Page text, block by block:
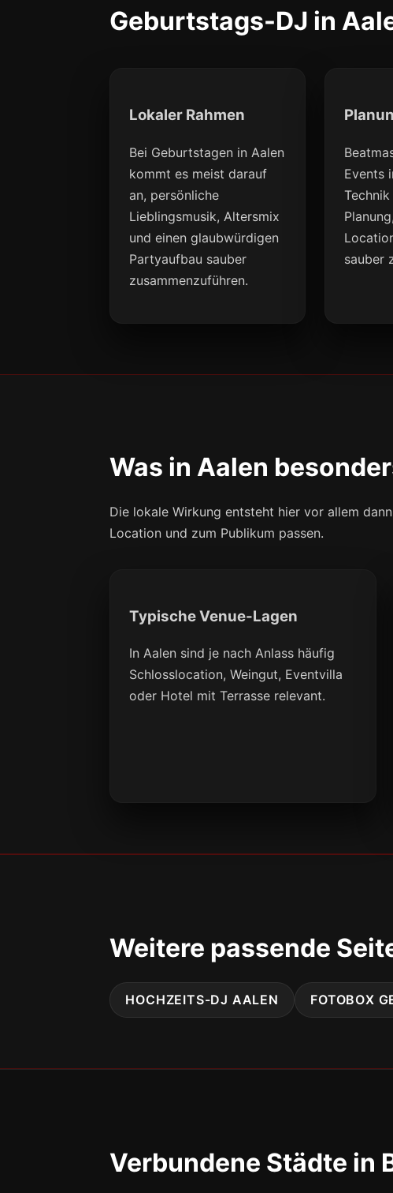
Geburtstags-DJ in
Lokaler Rahmen
Bei Geburtstagen in Aalen
kommt es meist darauf
an, persönliche
Lieblingsmusik, Altersmix
und einen glaubwürdigen
Partyaufbau sauber
zusammenzuführen.
Events
sauber
Was in Aalen
Die lokale Wirkung entsteht hier vor allem
Location und zum Publikum passen.
Typische Venue-Lagen
In Aalen sind je nach Anlass häufig
Schlosslocation, Weingut, Eventvilla
oder Hotel mit Terrasse relevant.
Weitere passende
HOCHZEITS-DJ AALEN FOTOBOX
Verbundene Städte in